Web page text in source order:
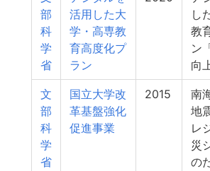
部
科
学
省
活用した大
学・高専教
育高度化プ
ラン
し
教
ン
向
文
部
科
学
省
国立大学改
革基盤強化
促進事業
2015
南
地
レ
災
の